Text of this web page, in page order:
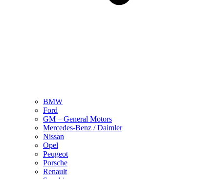
BMW
Ford
GM – General Motors
Mercedes-Benz / Daimler
Nissan
Opel
Peugeot
Porsche
Renault